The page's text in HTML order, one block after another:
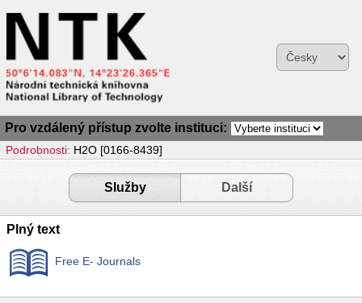
Pro vzdálený přístup zvolte instituci:
Podrobnosti: H2O [0166-8439]
Služby Další
Plný text
Free E- Journals